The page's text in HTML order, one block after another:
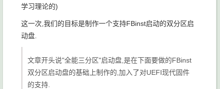
学习理论的)
这一次,我们的目标是制作一个支持FBinst启动的双分区启
动盘.
文章开头说"全能三分区"启动盘,是在下面要做的FBinst
双分区启动盘的基础上制作的,加入了对UEFI现代固件
的支持.